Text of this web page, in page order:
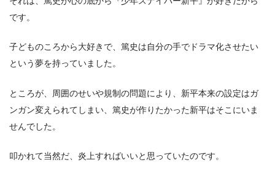
です。
子どものころから大好きで、篤史は自分の手でドラマ化させたい
という夢を持っていました。
ところが、周囲のせいや規制の問題により、新平本来の設定はガ
ンガン変えられてしまい、篤史が作りたかった新平はそこにいま
せんでした。
叩かれて当然だ、炎上すればいいと思っていたのです。